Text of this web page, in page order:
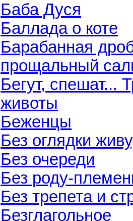
Баба Дуся
Баллада о коте
Барабанная
прощальный
Бегут, спешат...
животы
Беженцы
Без оглядки
Без очереди
Без роду-
Без трепета и
Безглагольное